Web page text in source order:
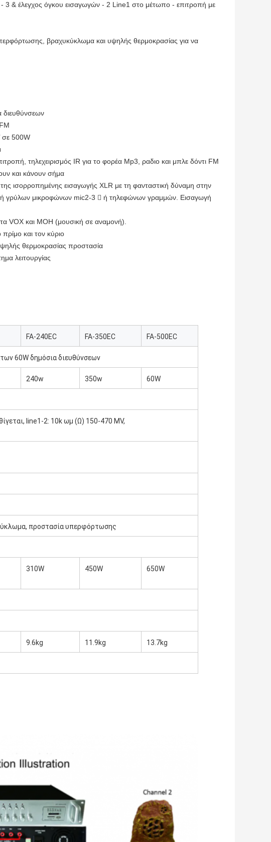
3 & έλεγχος όγκου εισαγωγών ‐ 2 Line1 στο μέτωπο - επιτροπή με
βραχυκύκλωμα και υψηλής θερμοκρασίας για να
διευθύνσεων
500W
τηλεχειρισμός IR για το φορέα Mp3, ραδιο και μπλε δόντι FM
και κάνουν σήμα
ισορροπημένης εισαγωγής XLR με τη φανταστική δύναμη στην
γρύλων μικροφώνων mic2-3  ή τηλεφώνων γραμμών. Εισαγωγή
VOX και MOH (μουσική σε αναμονή).
και τον κύριο
θερμοκρασίας προστασία
λειτουργίας
FA-240EC FA-350EC FA-500EC
60W δημόσια διευθύνσεων
240w 350w 60W
line1-2: 10k ωμ (Ω) 150-470 MV,
προστασία υπερφόρτωσης
310W 450W 650W
9.6kg 11.9kg 13.7kg